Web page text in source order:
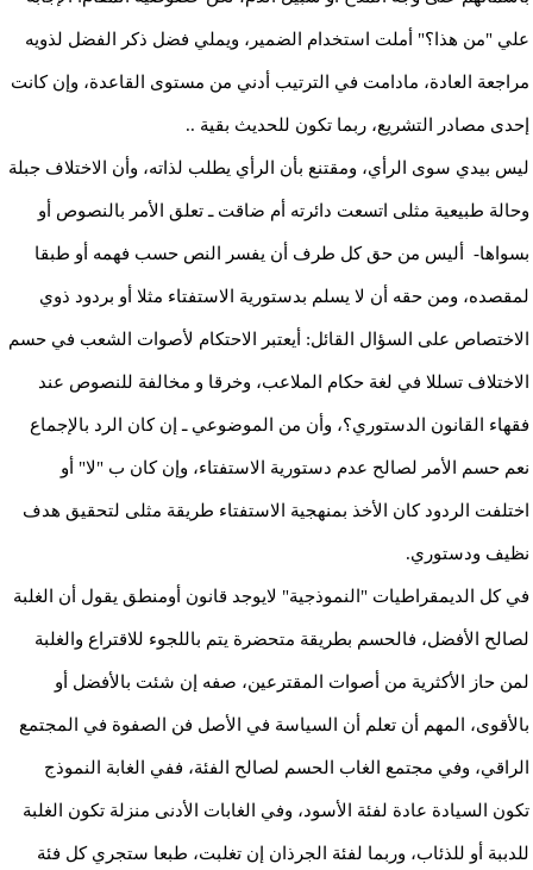
علي "من هذا؟" أملت استخدام الضمير، ويملي فضل ذكر الفضل لذويه
مراجعة العادة، مادامت في الترتيب أدني من مستوى القاعدة، وإن كانت
إحدى مصادر التشريع، ربما تكون للحديث بقية ..
ليس بيدي سوى الرأي، ومقتنع بأن الرأي يطلب لذاته، وأن الاختلاف جبلة
وحالة طبيعية مثلى اتسعت دائرته أم ضاقت ـ تعلق الأمر بالنصوص أو
بسواها- أليس من حق كل طرف أن يفسر النص حسب فهمه أو طبقا
لمقصده، ومن حقه أن لا يسلم بدستورية الاستفتاء مثلا أو بردود ذوي
الاختصاص على السؤال القائل: أيعتبر الاحتكام لأصوات الشعب في حسم
الاختلاف تسللا في لغة حكام الملاعب، وخرقا و مخالفة للنصوص عند
فقهاء القانون الدستوري؟، وأن من الموضوعي ـ إن كان الرد بالإجماع
نعم حسم الأمر لصالح عدم دستورية الاستفتاء، وإن كان ب "لا" أو
اختلفت الردود كان الأخذ بمنهجية الاستفتاء طريقة مثلى لتحقيق هدف
نظيف ودستوري.
في كل الديمقراطيات "النموذجية" لايوجد قانون أومنطق يقول أن الغلبة
لصالح الأفضل، فالحسم بطريقة متحضرة يتم باللجوء للاقتراع والغلبة
لمن حاز الأكثرية من أصوات المقترعين، صفه إن شئت بالأفضل أو
بالأقوى، المهم أن تعلم أن السياسة في الأصل فن الصفوة في المجتمع
الراقي، وفي مجتمع الغاب الحسم لصالح الفئة، ففي الغابة النموذج
تكون السيادة عادة لفئة الأسود، وفي الغابات الأدنى منزلة تكون الغلبة
للدببة أو للذئاب، وربما لفئة الجرذان إن تغلبت، طبعا ستجري كل فئة